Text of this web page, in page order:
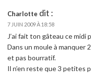
Charlotte dit :
7 JUIN 2009 À 18:58
J’ai fait ton gâteau ce
Dans un moule à manquer
et pas bourratif.
Il n’en reste que 3 petites